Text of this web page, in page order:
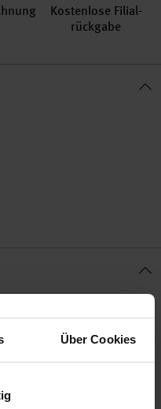
Über Cookies
Kosten­lose Filial­
rückgabe
mit ihrer einzigartigen
sich immer die